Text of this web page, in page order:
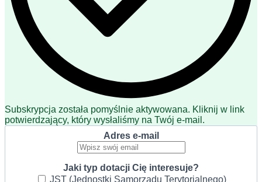
Subskrypcja została pomyślnie aktywowana. Kliknij w link
potwierdzający, który wysłaliśmy na Twój e-mail.
Adres e-mail
Jaki typ dotacji Cię interesuje?
JST (Jednostki Samorządu Terytorialnego)